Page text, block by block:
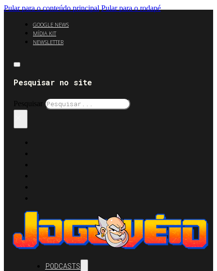
Pular para o conteúdo principal Pular para o rodapé
GOOGLE NEWS
MÍDIA KIT
NEWSLETTER
Pesquisar no site
Pesquisar
PODCASTS